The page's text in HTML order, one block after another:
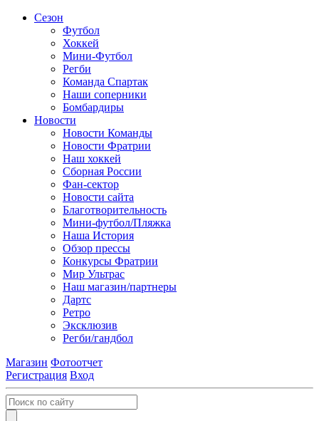
Сезон
Футбол
Хоккей
Мини-Футбол
Регби
Команда Спартак
Наши соперники
Бомбардиры
Новости
Новости Команды
Новости Фратрии
Наш хоккей
Сборная России
Фан-cектор
Новости сайта
Благотворительность
Мини-футбол/Пляжка
Наша История
Обзор прессы
Конкурсы Фратрии
Мир Ультрас
Наш магазин/партнеры
Дартс
Ретро
Эксклюзив
Регби/гандбол
Магазин Фотоотчет
Регистрация Вход